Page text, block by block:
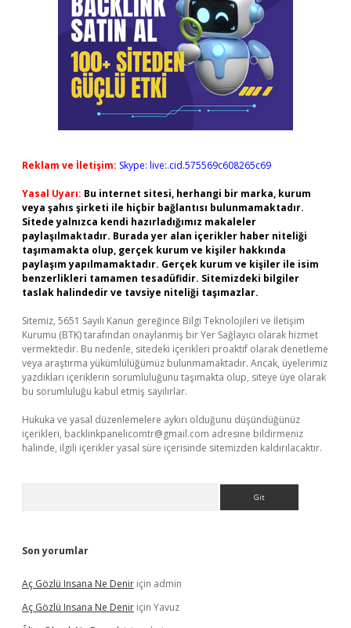
Reklam ve İletişim: Skype: live:.cid.575569c608265c69
Yasal Uyarı: Bu internet sitesi, herhangi bir marka, kurum
veya şahıs şirketi ile hiçbir bağlantısı bulunmamaktadır.
Sitede yalnızca kendi hazırladığımız makaleler
paylaşılmaktadır. Burada yer alan içerikler haber niteliği
taşımamakta olup, gerçek kurum ve kişiler hakkında
paylaşım yapılmamaktadır. Gerçek kurum ve kişiler ile isim
benzerlikleri tamamen tesadüfidir. Sitemizdeki bilgiler
taslak halindedir ve tavsiye niteliği taşımazlar.
Sitemiz, 5651 Sayılı Kanun gereğince Bilgi Teknolojileri ve İletişim
Kurumu (BTK) tarafından onaylanmış bir Yer Sağlayıcı olarak hizmet
vermektedir. Bu nedenle, sitedeki içerikleri proaktif olarak denetleme
veya araştırma yükümlülüğümüz bulunmamaktadır. Ancak, üyelerimiz
yazdıkları içeriklerin sorumluluğunu taşımakta olup, siteye üye olarak
bu sorumluluğu kabul etmiş sayılırlar.
Hukuka ve yasal düzenlemelere aykırı olduğunu düşündüğünüz
içerikleri, backlinkpanelicomtr@gmail.com adresine bildirmeniz
halinde, ilgili içerikler yasal süre içerisinde sitemizden kaldırılacaktır.
Son yorumlar
Aç Gözlü Insana Ne Denir için admin
Aç Gözlü Insana Ne Denir için Yavuz